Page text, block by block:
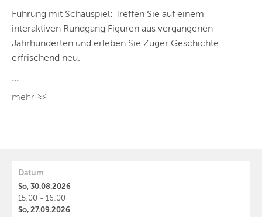
Führung mit Schauspiel: Treffen Sie auf einem
interaktiven Rundgang Figuren aus vergangenen
Jahrhunderten und erleben Sie Zuger Geschichte
erfrischend neu.
...
mehr
Datum
So, 30.08.2026
15:00 - 16:00
So, 27.09.2026